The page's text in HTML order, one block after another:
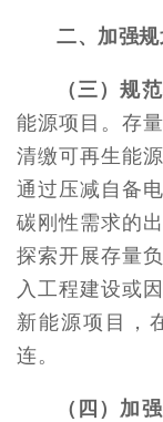
二、加强
（三）规
能源项目。存
清缴可再生能
通过压减自备
碳刚性需求的
探索开展存量
入工程建设或
新能源项目，
连。
（四）加